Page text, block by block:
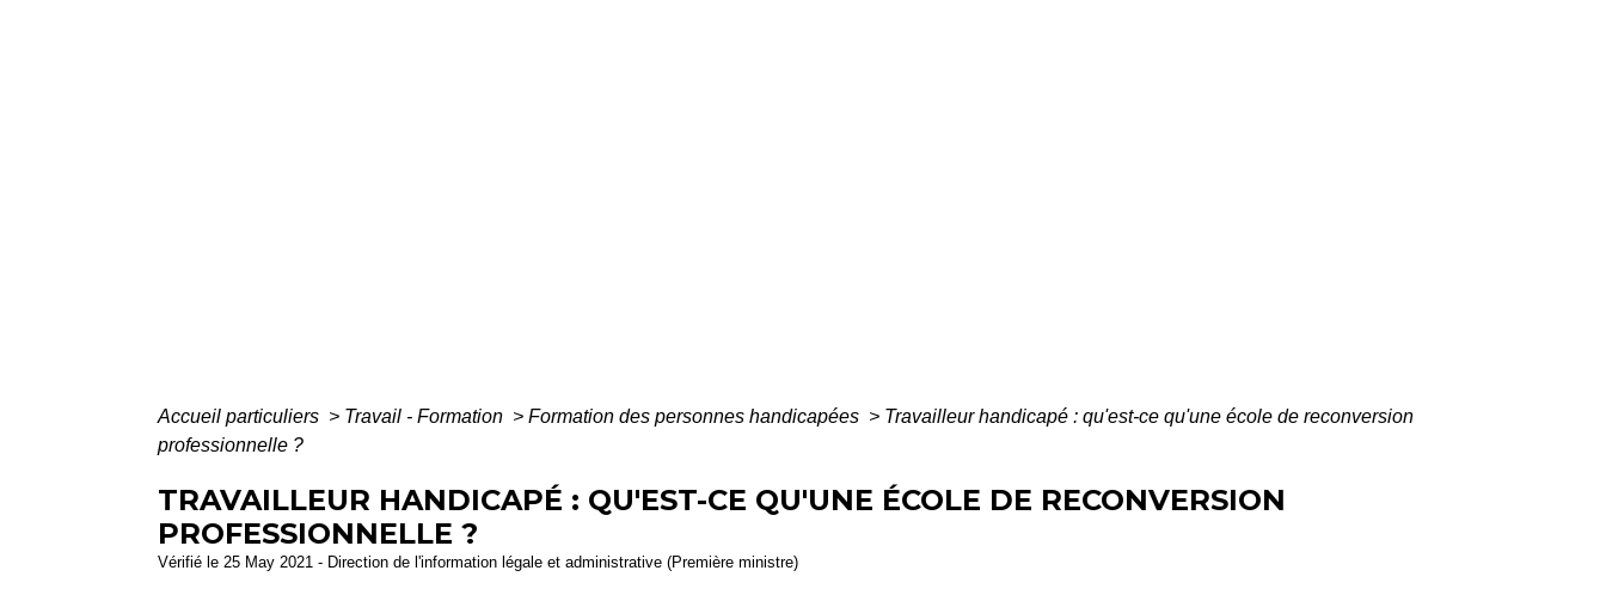
Accueil particuliers > Travail - Formation > Formation des personnes handicapées > Travailleur handicapé : qu'est-ce qu'une école de reconversion
professionnelle ?
TRAVAILLEUR HANDICAPÉ : QU'EST-CE QU'UNE ÉCOLE DE RECONVERSION
PROFESSIONNELLE ?
Vérifié le 25 May 2021 - Direction de l'information légale et administrative (Première ministre)